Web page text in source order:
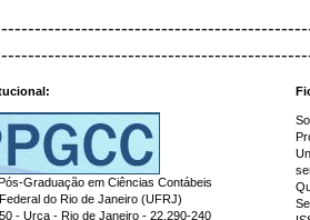
Graduação em Ciências Contábeis
do Rio de Janeiro (UFRJ)
- Urca - Rio de Janeiro - 22.290-240